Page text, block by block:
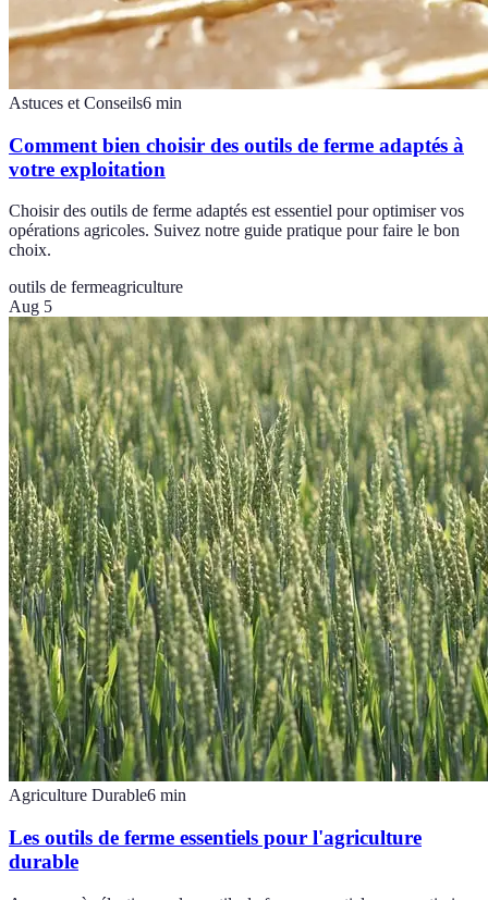
Astuces et Conseils6 min
Comment bien choisir des outils de ferme adaptés à
votre exploitation
Choisir des outils de ferme adaptés est essentiel pour optimiser vos
opérations agricoles. Suivez notre guide pratique pour faire le bon
choix.
outils de fermeagriculture
Aug 5
Agriculture Durable6 min
Les outils de ferme essentiels pour l'agriculture
durable